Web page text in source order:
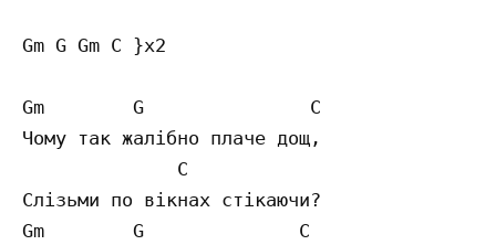
Gm G Gm C }x2
Gm        G               C
Чому так жалібно плаче дощ,
              C
Слізьми по вікнах стікаючи?
Gm        G              C